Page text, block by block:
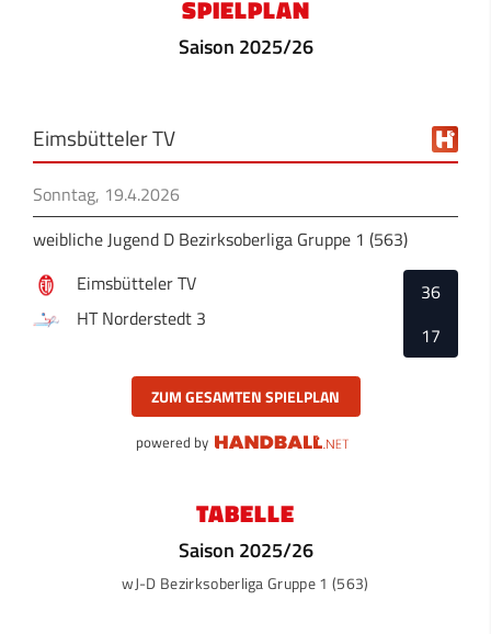
SPIELPLAN
Saison 2025/26
Eimsbütteler TV
Sonntag, 19.4.2026
weibliche Jugend D Bezirksoberliga Gruppe 1 (563)
Eimsbütteler TV
HT Norderstedt 3
36
17
ZUM GESAMTEN SPIELPLAN
powered by
TABELLE
Saison 2025/26
wJ-D Bezirksoberliga Gruppe 1 (563)